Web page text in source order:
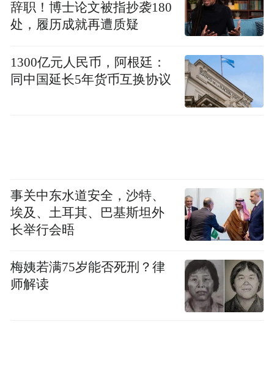
辞职！博士论文被指抄袭180
处，履历成就再遭质疑
1300亿元人民币，阿根廷：
同中国延长5年货币互换协议
事关中东水道安全，沙特、
埃及、土耳其、巴基斯坦外
长举行会晤
梅姨若满75岁能否死刑？律
师解读